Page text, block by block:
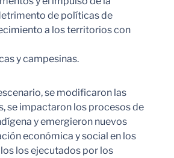
de políticas de
a los territorios con
y campesinas.
se modificaron las
se impactaron los procesos de
y emergieron nuevos
económica y social en los
los ejecutados por los